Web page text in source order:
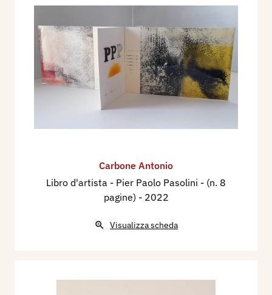
Carbone Antonio
Libro d'artista - Pier Paolo Pasolini - (n. 8
pagine) - 2022
Visualizza scheda